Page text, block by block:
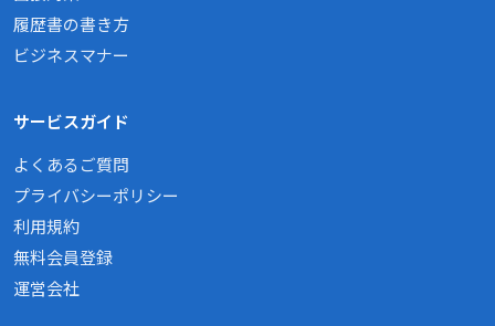
履歴書の書き方
ビジネスマナー
サービスガイド
よくあるご質問
プライバシーポリシー
利用規約
無料会員登録
運営会社